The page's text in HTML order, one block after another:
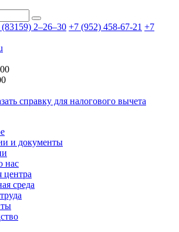
(83159) 2–26–30 +7 (952) 458-67-21 +7
справку для налогового вычета
и документы
нас
центра
среда